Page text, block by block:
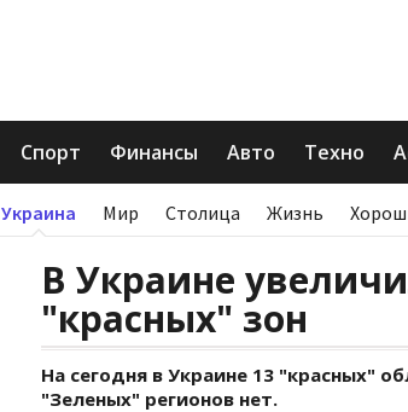
Спорт Финансы Авто Техно
Украина Мир Столица Жизнь
В Украине
"красных" зон
На сегодня в Украине 13 "красных"
"Зеленых" регионов нет.